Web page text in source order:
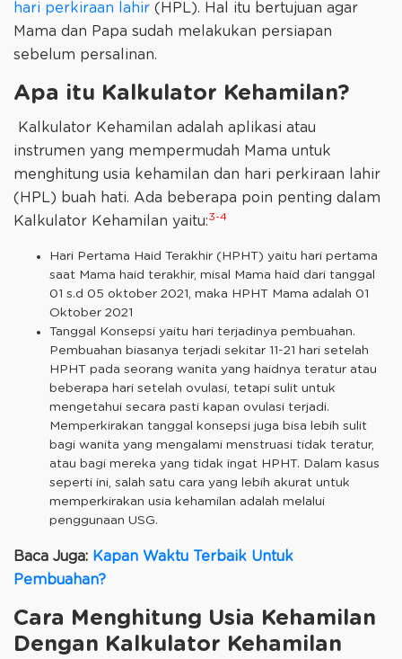
hari perkiraan lahir (HPL). Hal itu bertujuan agar
Mama dan Papa sudah melakukan persiapan
sebelum persalinan.
Apa itu Kalkulator Kehamilan?
Kalkulator Kehamilan adalah aplikasi atau
instrumen yang mempermudah Mama untuk
menghitung usia kehamilan dan hari perkiraan lahir
(HPL) buah hati. Ada beberapa poin penting dalam
Kalkulator Kehamilan yaitu:3-4
Hari Pertama Haid Terakhir (HPHT) yaitu hari pertama
saat Mama haid terakhir, misal Mama haid dari tanggal
01 s.d 05 oktober 2021, maka HPHT Mama adalah 01
Oktober 2021
Tanggal Konsepsi yaitu hari terjadinya pembuahan.
Pembuahan biasanya terjadi sekitar 11-21 hari setelah
HPHT pada seorang wanita yang haidnya teratur atau
beberapa hari setelah ovulasi, tetapi sulit untuk
mengetahui secara pasti kapan ovulasi terjadi.
Memperkirakan tanggal konsepsi juga bisa lebih sulit
bagi wanita yang mengalami menstruasi tidak teratur,
atau bagi mereka yang tidak ingat HPHT. Dalam kasus
seperti ini, salah satu cara yang lebih akurat untuk
memperkirakan usia kehamilan adalah melalui
penggunaan USG.
Baca Juga: Kapan Waktu Terbaik Untuk
Pembuahan?
Cara Menghitung Usia Kehamilan
Dengan Kalkulator Kehamilan